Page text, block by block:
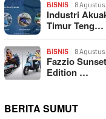
BISNIS 8
Industri
Timur Teng…
BISNIS 8
Fazzio
Edition …
BERITA SUMUT